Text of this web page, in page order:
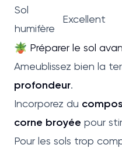
Sol
humifère
Excellent
🪴 Préparer le sol
Ameublissez bien la
profondeur.
Incorporez du
corne broyée pour
Pour les sols trop